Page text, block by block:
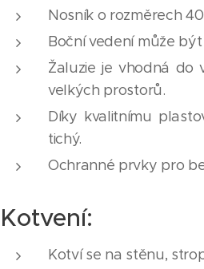
Nosník o rozměrech
Boční vedení může
Žaluzie je vhodná do
velkých prostorů.
Díky kvalitnímu
tichý.
Ochranné prvky pro
Kotvení:
Kotví se na stěnu,